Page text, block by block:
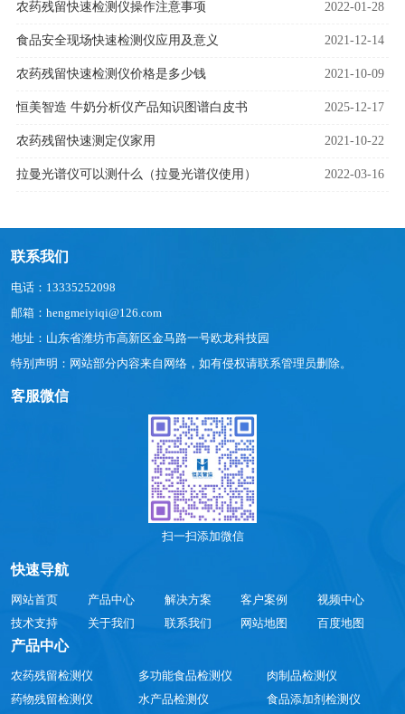
农药残留快速检测仪操作注意事项 2022-01-28
食品安全现场快速检测仪应用及意义 2021-12-14
农药残留快速检测仪价格是多少钱 2021-10-09
恒美智造 牛奶分析仪产品知识图谱白皮书 2025-12-17
农药残留快速测定仪家用 2021-10-22
拉曼光谱仪可以测什么（拉曼光谱仪使用） 2022-03-16
联系我们
电话：13335252098
邮箱：hengmeiyiqi@126.com
地址：山东省潍坊市高新区金马路一号欧龙科技园
特别声明：网站部分内容来自网络，如有侵权请联系管理员删除。
客服微信
扫一扫添加微信
快速导航
网站首页 产品中心 解决方案 客户案例
视频中心
技术支持
关于我们 联系我们 网站地图 百度地图
产品中心
农药残留检测仪 多功能食品检测仪
肉制品检测仪
药物残留检测仪
水产品检测仪 食品添加剂检测仪